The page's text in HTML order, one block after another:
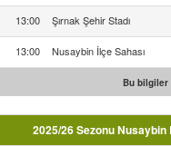
13:00 Şırnak Şehir Stadı
13:00 Nusaybin İlçe Sahası
Bu bilgiler
2025/26 Sezonu